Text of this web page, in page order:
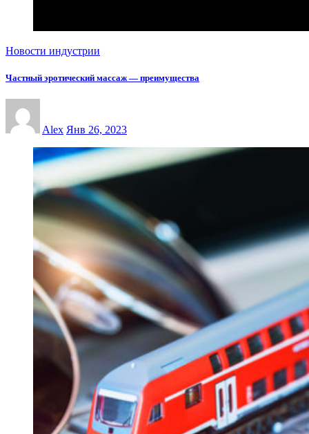
Новости индустрии
Частный эротический массаж — преимущества
Alex Янв 26, 2023